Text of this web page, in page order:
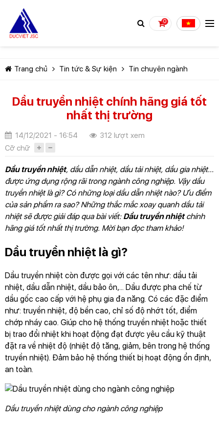
0
Trang chủ Tin tức & Sự kiện Tin chuyên ngành
Dầu truyền nhiệt chính hãng giá tốt
nhất thị trường
14/12/2021 - 16:54
312 lượt xem
Cỡ chữ
Dầu truyền nhiệt, dầu dẫn nhiệt, dầu tải nhiệt, dầu gia nhiệt...
được ứng dụng rộng rãi trong ngành công nghiệp. Vậy dầu
truyền nhiệt là gì? Có những loại dầu dẫn nhiệt nào? Ưu điểm
của sản phẩm ra sao? Những thắc mắc xoay quanh dầu tải
nhiệt sẽ được giải đáp qua bài viết: Dầu truyền nhiệtchính
hãng giá tốt nhất thị trường. Mời bạn đọc tham khảo!
Dầu truyền nhiệt là gì?
Dầu truyền nhiệt còn được gọi với các tên như: dầu tải
nhiệt, dầu dẫn nhiệt, dầu bảo ôn,... Dầu được pha chế từ
dầu gốc cao cấp với hệ phụ gia đa năng. Có các đặc điểm
như: truyền nhiệt, độ bền cao, chỉ số độ nhớt tốt, điểm
chớp nháy cao. Giúp cho hệ thống truyền nhiệt hoặc thiết
bị trao đổi nhiệt khi hoạt động đạt được yêu cầu kỹ thuật
đặt ra về nhiệt độ (nhiệt độ tăng, giảm, bên trong hệ thống
truyền nhiệt). Đảm bảo hệ thống thiết bị hoạt động ổn định,
an toàn.
Dầu truyền nhiệt dùng cho ngành công nghiệp